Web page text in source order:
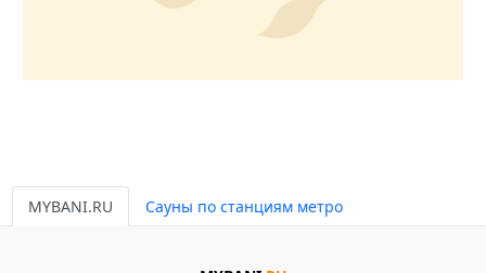
MYBANI.RU Сауны по станциям метро